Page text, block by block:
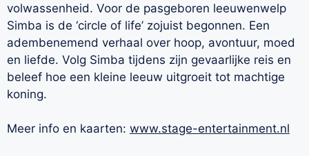
volwassenheid. Voor de pasgeboren leeuwenwelp
Simba is de ‘circle of life’ zojuist begonnen. Een
adembenemend verhaal over hoop, avontuur, moed
en liefde. Volg Simba tijdens zijn gevaarlijke reis en
beleef hoe een kleine leeuw uitgroeit tot machtige
koning.
Meer info en kaarten: www.stage-entertainment.nl